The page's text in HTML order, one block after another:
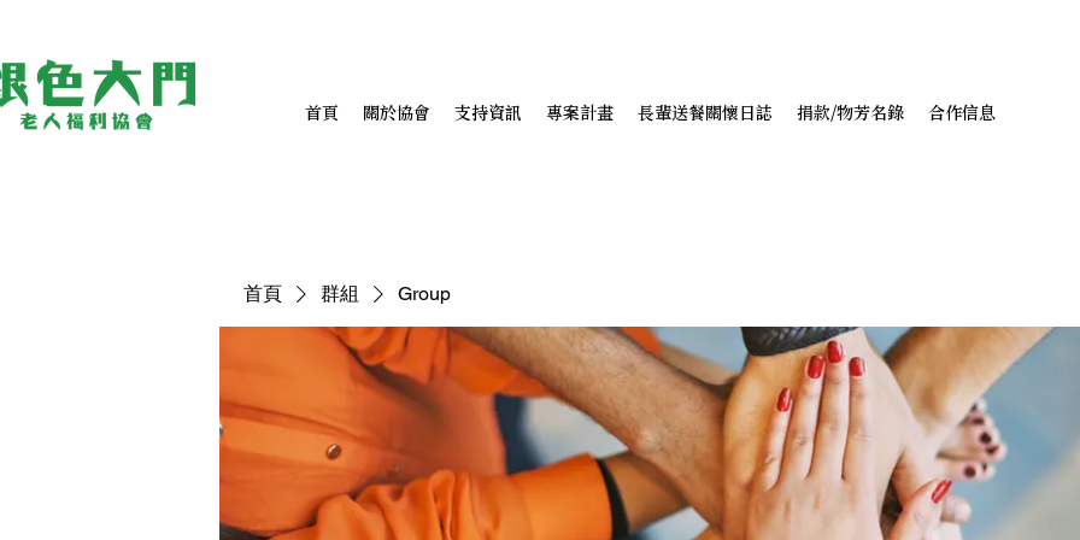
首頁 關於協會 支持資訊 專案計畫 長輩送餐關懷日誌 捐款/物芳名錄 合作信息
首頁 群組 Group